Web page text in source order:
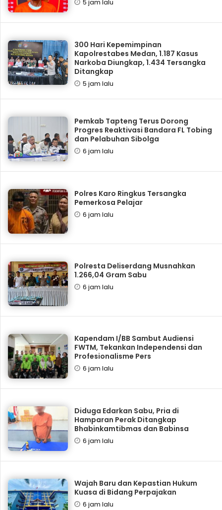
5 jam lalu
300 Hari Kepemimpinan
Kapolrestabes Medan, 1.187 Kasus
Narkoba Diungkap, 1.434 Tersangka
Ditangkap
5 jam lalu
Pemkab Tapteng Terus Dorong
Progres Reaktivasi Bandara FL Tobing
dan Pelabuhan Sibolga
6 jam lalu
Polres Karo Ringkus Tersangka
Pemerkosa Pelajar
6 jam lalu
Polresta Deliserdang Musnahkan
1.266,04 Gram Sabu
6 jam lalu
Kapendam I/BB Sambut Audiensi
FWTM, Tekankan Independensi dan
Profesionalisme Pers
6 jam lalu
Diduga Edarkan Sabu, Pria di
Hamparan Perak Ditangkap
Bhabinkamtibmas dan Babinsa
6 jam lalu
Wajah Baru dan Kepastian Hukum
Kuasa di Bidang Perpajakan
6 jam lalu